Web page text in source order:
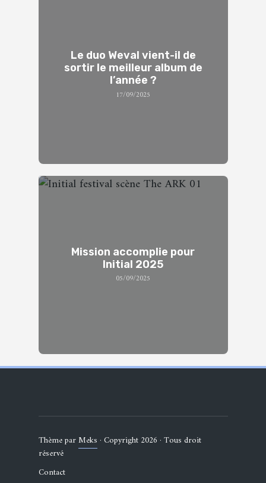
Le duo Weval vient-il de
sortir le meilleur album de
l’année ?
17/09/2025
Mission accomplie pour
Initial 2025
05/09/2025
Thème parMeks · Copyright 2026 · Tous droit
réservé
Contact